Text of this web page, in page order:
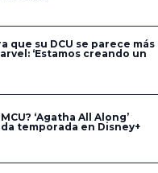
que su DCU se parece más
‘Estamos creando un
‘Agatha All Along’
temporada en Disney+